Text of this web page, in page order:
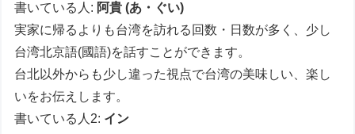
書いている人: 阿貴 (あ・ぐい)
実家に帰るよりも台湾を訪れる回数・日数が多く、少し
台湾北京語(國語)を話すことができます。
台北以外からも少し違った視点で台湾の美味しい、楽し
いをお伝えします。
書いている人2: イン